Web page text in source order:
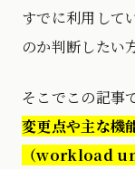
すでに利用して
のか判断したい
そこでこの記事
変更点や主な機
（workload